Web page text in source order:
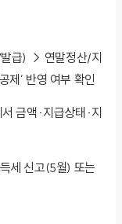
급) → 연말정산/지
제’ 반영 여부 확인
금액·지급상태·지
세 신고(5월) 또는